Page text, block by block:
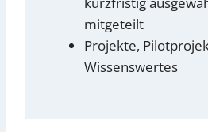
mitgeteilt
Projekte,
Wissenswertes